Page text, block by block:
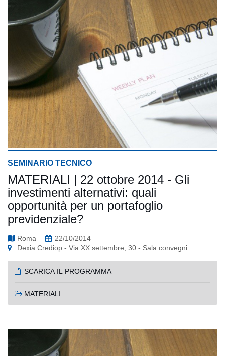
SEMINARIO TECNICO
MATERIALI | 22 ottobre 2014 - Gli
investimenti alternativi: quali
opportunità per un portafoglio
previdenziale?
Roma
22/10/2014
Dexia Crediop - Via XX settembre, 30 - Sala convegni
SCARICA IL PROGRAMMA
MATERIALI